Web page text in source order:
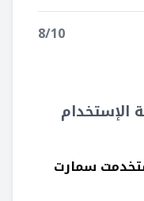
8/10
الإستخدام
سمارت